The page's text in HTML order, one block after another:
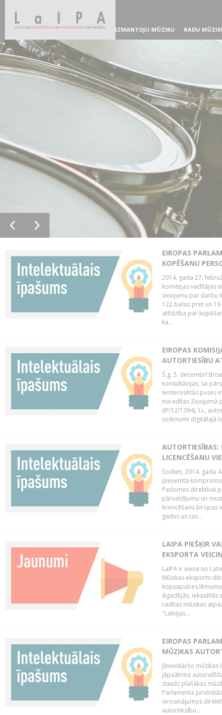
IZMANTOJU MŪZIKU RADU
EIROPAS
KOPĒŠANU
2014. gada 27.
komitejas vadītājas
ziņojumu par darbu
122 balsis pret un
atlīdzība par
ka...
EIROPAS
AUTORTIESĪBU
Š.g. 5. decembrī
konsultācijas, lai
Ieinteresētās puses
noradītas Ziņojumā
(IP/12/1394), t.i.,
izņēmumi digitālajā
AUTORTIESĪBAS:
LICENCĒŠANU
Šodien, 2014. gada
pieņemta
Padomes direktīvai
pārvaldījumu un
licencēšanu Eiropas
gadus un tas...
LAIPA PIEŠĶIR
EKSPORTA
LaIPA ir viena no
Mūzikas eksports
kopsapulces
ikgadējās, iekasētās
radītas mūzikas
"Latvijas...
EIROPAS
MŪZIKAS
Jāvienkāršo
jāpaātrina
daudz plašākas
Parlamenta
ierosinājumos
autortiesību...